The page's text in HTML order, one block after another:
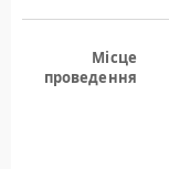
Місце
проведення